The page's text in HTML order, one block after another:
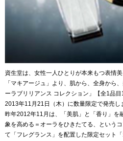
資生堂は、女性一人ひとりが本来もつ表情
「マキアージュ」より、肌から、全身から
ーラブリリアンス コレクション」【全1品
2013年11月21日（木）に数量限定で発売し
昨年2012年11月は、「美肌」と「香り」を
象を高める＝オーラをひきたてる、という
て「フレグランス」を配置した限定セット